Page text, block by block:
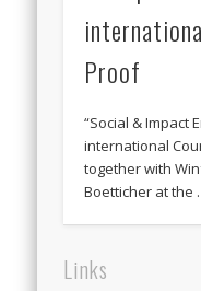
Proof
“Social & Impact
international
together with
Boetticher at the
Links